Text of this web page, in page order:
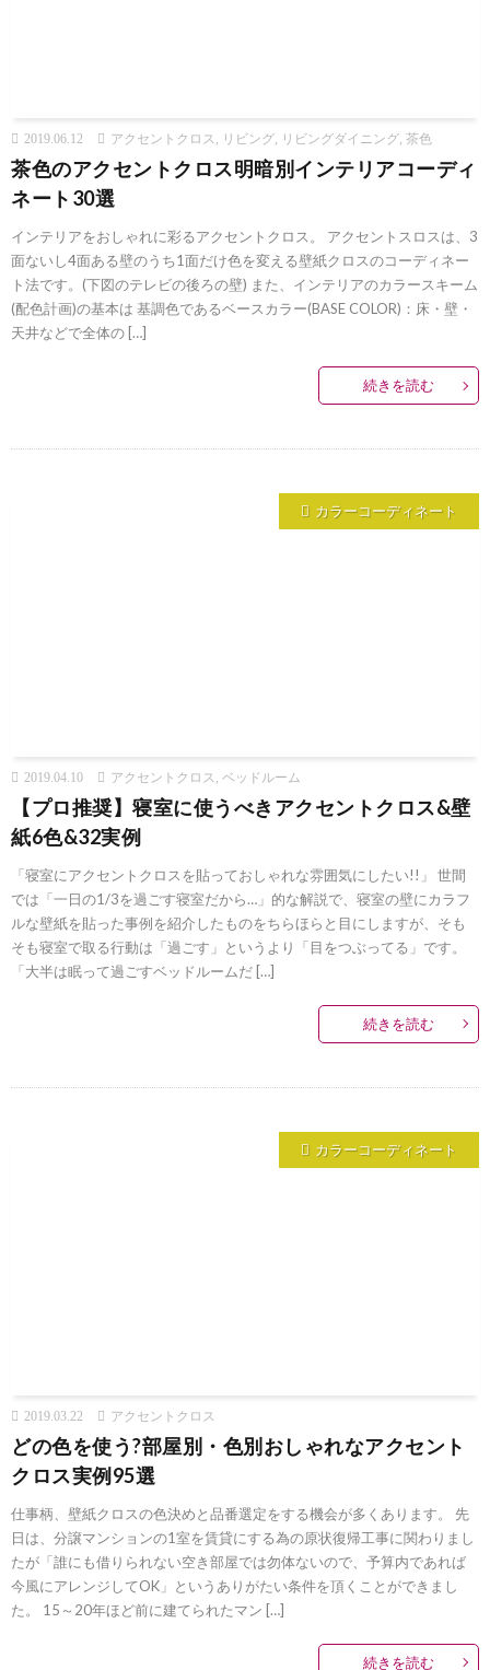
2019.06.12 アクセントクロス , リビング, リビングダイニング, 茶色
茶色のアクセントクロス明暗別インテリアコーディ
ネート30選
インテリアをおしゃれに彩るアクセントクロス。 アクセントスロスは、3
面ないし4面ある壁のうち1面だけ色を変える壁紙クロスのコーディネー
ト法です。(下図のテレビの後ろの壁) また、インテリアのカラースキーム
(配色計画)の基本は 基調色であるベースカラー(BASE COLOR)：床・壁・
天井などで全体の […]
続きを読む
カラーコーディネート
2019.04.10 アクセントクロス ベッドルーム
【プロ推奨】寝室に使うべきアクセントクロス&壁
紙6色&32実例
「寝室にアクセントクロスを貼っておしゃれな雰囲気にしたい!!」 世間
では「一日の1/3を過ごす寝室だから…」的な解説で、寝室の壁にカラフ
ルな壁紙を貼った事例を紹介したものをちらほらと目にしますが、そも
そも寝室で取る行動は「過ごす」というより「目をつぶってる」です。
「大半は眠って過ごすベッドルームだ […]
続きを読む
カラーコーディネート
2019.03.22 アクセントクロス
どの色を使う?部屋別・色別おしゃれなアクセント
クロス実例95選
仕事柄、壁紙クロスの色決めと品番選定をする機会が多くあります。 先
日は、分譲マンションの1室を賃貸にする為の原状復帰工事に関わりまし
たが「誰にも借りられない空き部屋では勿体ないので、予算内であれば
今風にアレンジしてOK」というありがたい条件を頂くことができまし
た。 15～20年ほど前に建てられたマン […]
続きを読む